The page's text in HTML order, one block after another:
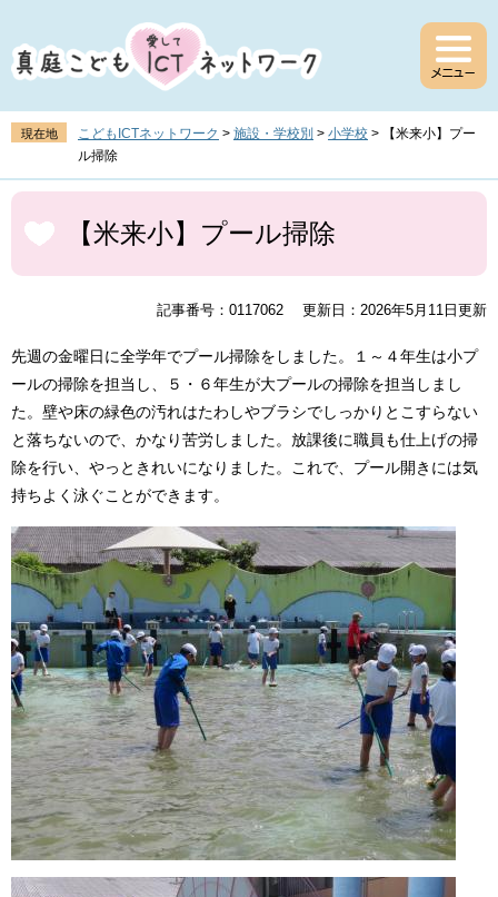
ジ
の
頭
す
。
ュ
ー
飛
し
て
へ
現在地 こどもICTネットワーク > 施設・学校別 > 小学校 >
【米来小】プー
ル掃除
本
文
【米来小】プール掃除
記事番号：0117062 更新日：2026年5月11日更新
先週の金曜日に全学年でプール掃除をしました。１～４年生は小プ
ールの掃除を担当し、５・６年生が大プールの掃除を担当しまし
た。壁や床の緑色の汚れはたわしやブラシでしっかりとこすらない
と落ちないので、かなり苦労しました。放課後に職員も仕上げの掃
除を行い、やっときれいになりました。これで、プール開きには気
持ちよく泳ぐことができます。